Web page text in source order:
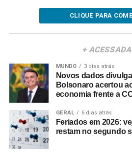
CLIQUE PARA
+
MUNDO 3 dias atrás
Novos dados
Bolsonaro acertou
economia frente a
GERAL 6 dias atrás
Feriados em 2026:
restam no segundo